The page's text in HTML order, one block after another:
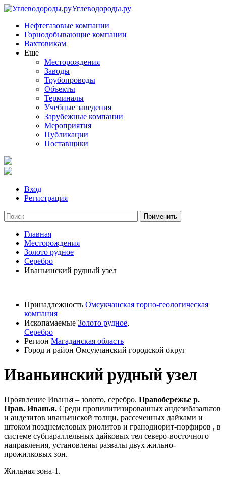
Углеводороды.ру
Нефтегазовые компании
Горнодобывающие компании
Вахтовикам
Еще
Месторождения
Заводы
Трубопроводы
Объекты
Терминалы
Учебные заведения
Зарубежные компании
Мероприятия
Публикации
Поставщики
Вход
Регистрация
Главная
Месторождения
Золото рудное
Серебро
Иваньинский рудный узел
Принадлежность Омсукчанская горно-геологическая
компания
Ископамаемые Золото рудное,
Серебро
Регион Магаданская область
Город и район Омсукчанский городской округ
Иваньинский рудный узел
Проявление Иванья – золото, серебро. Правобережье р.
Прав. Иванья. Среди пропилитизированных андезибазальтов
и андезитов иваньинской толщи, рассеченных дайками и
штоком позднемеловых риолитов и гранодиорит-порфиров , в
системе субпараллельных дайковых тел северо-восточного
направления, установлены развалы двух жильно-
прожилковых зон.
Жильная зона-1.